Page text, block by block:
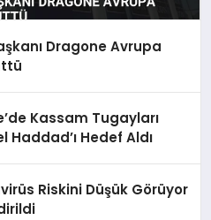
Dragone Avrupa
Kassam Tugayları
Haddad’ı Hedef Aldı
Riskini Düşük Görüyor